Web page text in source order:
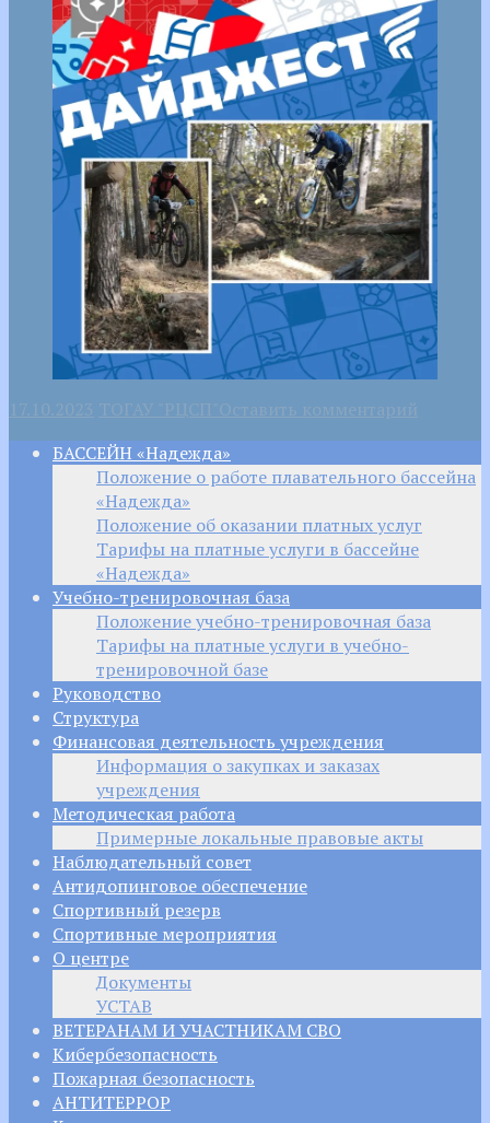
17.10.2023 ТОГАУ "РЦСП" Оставить комментарий
БАССЕЙН «Надежда»
Положение о работе плавательного бассейна
«Надежда»
Положение об оказании платных услуг
Тарифы на платные услуги в бассейне
«Надежда»
Учебно-тренировочная база
Положение учебно-тренировочная база
Тарифы на платные услуги в учебно-
тренировочной базе
Руководство
Структура
Финансовая деятельность учреждения
Информация о закупках и заказах
учреждения
Методическая работа
Примерные локальные правовые акты
Наблюдательный совет
Антидопинговое обеспечение
Спортивный резерв
Спортивные мероприятия
О центре
Документы
УСТАВ
ВЕТЕРАНАМ И УЧАСТНИКАМ СВО
Кибербезопасность
Пожарная безопасность
АНТИТЕРРОР